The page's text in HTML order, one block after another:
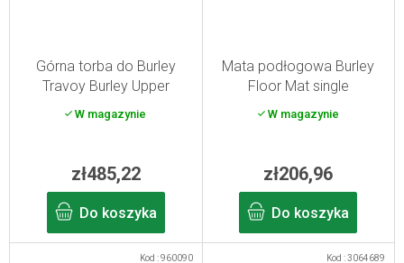
Górna torba do Burley
Travoy Burley Upper
Market Bag
W magazynie
zł485,22
Do koszyka
Mata podłogowa Burley
Floor Mat single
W magazynie
zł206,96
Do koszyka
Kod :960090 Kod :3064689